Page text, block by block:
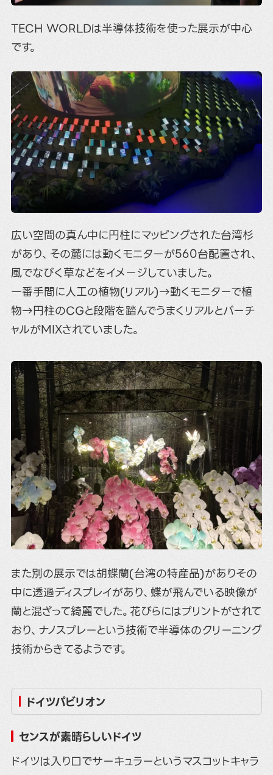
TECH WORLDは半導体技術を使った展示が中心
です。
広い空間の真ん中に円柱にマッピングされた台湾杉
があり、その麓には動くモニターが560台配置され、
風でなびく草などをイメージしていました。
一番手間に人工の植物(リアル)→動くモニターで植
物→円柱のCGと段階を踏んでうまくリアルとバーチ
ャルがMIXされていました。
また別の展示では胡蝶蘭(台湾の特産品)がありその
中に透過ディスプレイがあり、蝶が飛んでいる映像が
蘭と混ざって綺麗でした。花びらにはプリントがされて
おり、ナノスプレーという技術で半導体のクリーニング
技術からきてるようです。
ドイツパビリオン
センスが素晴らしいドイツ
ドイツは入り口でサーキュラーというマスコットキャラ